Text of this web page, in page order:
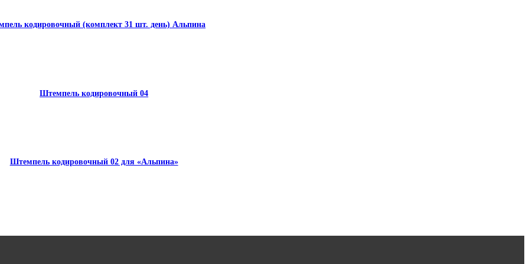
кодировочный (комплект 31 шт. день) Альпина
Штемпель кодировочный 04
Штемпель кодировочный 02 для «Альпина»